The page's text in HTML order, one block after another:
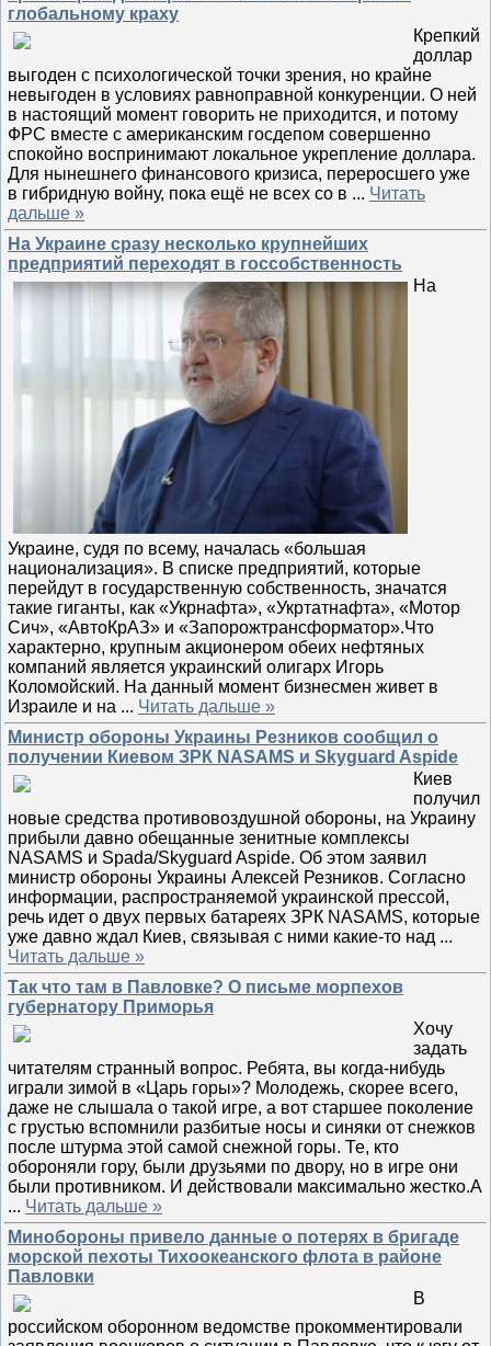
глобальному краху
Крепкий
доллар
выгоден с психологической точки зрения, но крайне
невыгоден в условиях равноправной конкуренции. О ней
в настоящий момент говорить не приходится, и потому
ФРС вместе с американским госдепом совершенно
спокойно воспринимают локальное укрепление доллара.
Для нынешнего финансового кризиса, переросшего уже
в гибридную войну, пока ещё не всех со в ... Читать
дальше »
На Украине сразу несколько крупнейших
предприятий переходят в госсобственность
На
Украине, судя по всему, началась «большая
национализация». В списке предприятий, которые
перейдут в государственную собственность, значатся
такие гиганты, как «Укрнафта», «Укртатнафта», «Мотор
Сич», «АвтоКрАЗ» и «Запорожтрансформатор».Что
характерно, крупным акционером обеих нефтяных
компаний является украинский олигарх Игорь
Коломойский. На данный момент бизнесмен живет в
Израиле и на ... Читать дальше »
Министр обороны Украины Резников сообщил о
получении Киевом ЗРК NASAMS и Skyguard Aspide
Киев
получил
новые средства противовоздушной обороны, на Украину
прибыли давно обещанные зенитные комплексы
NASAMS и Spada/Skyguard Aspide. Об этом заявил
министр обороны Украины Алексей Резников. Согласно
информации, распространяемой украинской прессой,
речь идет о двух первых батареях ЗРК NASAMS, которые
уже давно ждал Киев, связывая с ними какие-то над ...
Читать дальше »
Так что там в Павловке? О письме морпехов
губернатору Приморья
Хочу
задать
читателям странный вопрос. Ребята, вы когда-нибудь
играли зимой в «Царь горы»? Молодежь, скорее всего,
даже не слышала о такой игре, а вот старшее поколение
с грустью вспомнили разбитые носы и синяки от снежков
после штурма этой самой снежной горы. Те, кто
обороняли гору, были друзьями по двору, но в игре они
были противником. И действовали максимально жестко.А
... Читать дальше »
Минобороны привело данные о потерях в бригаде
морской пехоты Тихоокеанского флота в районе
Павловки
В
российском оборонном ведомстве прокомментировали